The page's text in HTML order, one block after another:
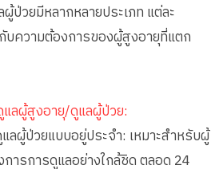
ป่วยมีหลากหลายประเภท แต่ละ
บความต้องการของผู้สูงอายุที่แตก
ลผู้สูงอายุ/ดูแลผู้ป่วย:
ลผู้ป่วยแบบอยู่ประจำ: เหมาะสำหรับผู้
ารการดูแลอย่างใกล้ชิด ตลอด 24